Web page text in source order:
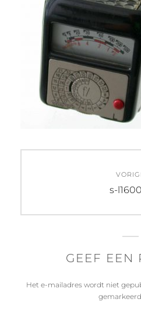
Vorig
s-
GEEF EEN
Het e-mailadres wordt niet